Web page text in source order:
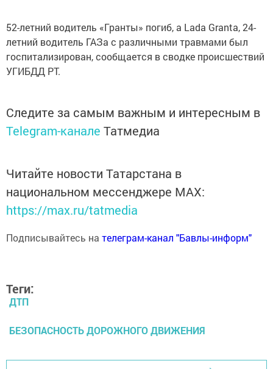
52-летний водитель «Гранты» погиб, а Lada Granta, 24-
летний водитель ГАЗа с различными травмами был
госпитализирован, сообщается в сводке происшествий
УГИБДД РТ.
Следите за самым важным и интересным в
Telegram-канале Татмедиа
Читайте новости Татарстана в
национальном мессенджере MАХ:
https://max.ru/tatmedia
Подписывайтесь на телеграм-канал "Бавлы-информ"
Теги:
ДТП
БЕЗОПАСНОСТЬ ДОРОЖНОГО ДВИЖЕНИЯ